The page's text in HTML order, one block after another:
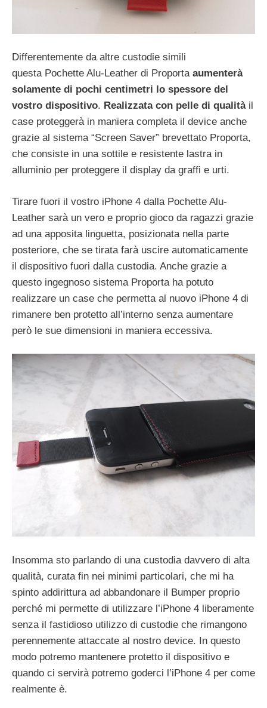
Differentemente da altre custodie simili
questa Pochette Alu-Leather di Proportaaumenterà
solamente di pochi centimetri lo spessore del
vostro dispositivo. Realizzata con pelle di qualitàil
case proteggerà in maniera completa il device anche
grazie al sistema “Screen Saver” brevettato Proporta,
che consiste in una sottile e resistente lastra in
alluminio per proteggere il display da graffi e urti.
Tirare fuori il vostro iPhone 4 dalla Pochette Alu-
Leather sarà un vero e proprio gioco da ragazzi grazie
ad una apposita linguetta, posizionata nella parte
posteriore, che se tirata farà uscire automaticamente
il dispositivo fuori dalla custodia. Anche grazie a
questo ingegnoso sistema Proporta ha potuto
realizzare un case che permetta al nuovo iPhone 4 di
rimanere ben protetto all’interno senza aumentare
però le sue dimensioni in maniera eccessiva.
Insomma sto parlando di una custodia davvero di alta
qualità, curata fin nei minimi particolari, che mi ha
spinto addirittura ad abbandonare il Bumper proprio
perché mi permette di utilizzare l’iPhone 4 liberamente
senza il fastidioso utilizzo di custodie che rimangono
perennemente attaccate al nostro device. In questo
modo potremo mantenere protetto il dispositivo e
quando ci servirà potremo goderci l’iPhone 4 per come
realmente è.